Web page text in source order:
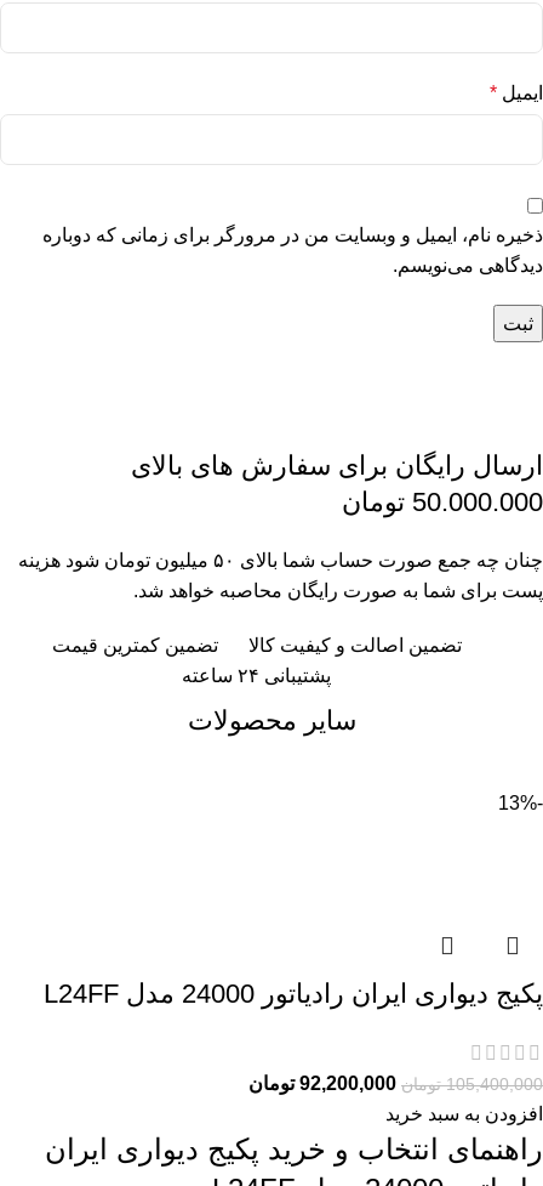
ایمیل *
ذخیره نام، ایمیل و وبسایت من در مرورگر برای زمانی که دوباره
دیدگاهی می‌نویسم.
ارسال رایگان برای سفارش های بالای
50.000.000 تومان
چنان چه جمع صورت حساب شما بالای ۵۰ میلیون تومان شود هزینه
پست برای شما به صورت رایگان محاصبه خواهد شد.
تضمین اصالت و کیفیت کالا
تضمین کمترین قیمت
پشتیبانی ۲۴ ساعته
سایر محصولات
-13%
پکیج دیواری ایران رادیاتور 24000 مدل L24FF
105,400,000 تومان 92,200,000 تومان
افزودن به سبد خرید
راهنمای انتخاب و خرید پکیج دیواری ایران